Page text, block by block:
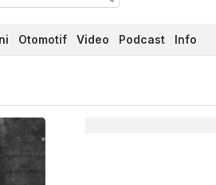
Otomotif Video Podcast Info
Hari Ini -